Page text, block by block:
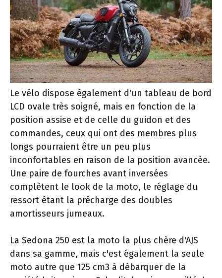
Le vélo dispose également d'un tableau de bord
LCD ovale très soigné, mais en fonction de la
position assise et de celle du guidon et des
commandes, ceux qui ont des membres plus
longs pourraient être un peu plus
inconfortables en raison de la position avancée.
Une paire de fourches avant inversées
complètent le look de la moto, le réglage du
ressort étant la précharge des doubles
amortisseurs jumeaux.
La Sedona 250 est la moto la plus chère d'AJS
dans sa gamme, mais c'est également la seule
moto autre que 125 cm3 à débarquer de la